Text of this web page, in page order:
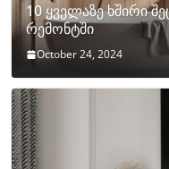
10 ყველაზე ხშირი
რემონტში
October 24, 2024